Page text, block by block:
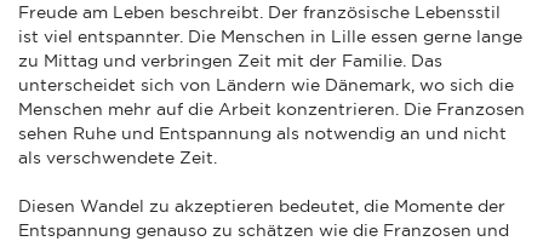
Freude am Leben beschreibt. Der französische Lebensstil
ist viel entspannter. Die Menschen in Lille essen gerne lange
zu Mittag und verbringen Zeit mit der Familie. Das
unterscheidet sich von Ländern wie Dänemark, wo sich die
Menschen mehr auf die Arbeit konzentrieren. Die Franzosen
sehen Ruhe und Entspannung als notwendig an und nicht
als verschwendete Zeit.
Diesen Wandel zu akzeptieren bedeutet, die Momente der
Entspannung genauso zu schätzen wie die Franzosen und